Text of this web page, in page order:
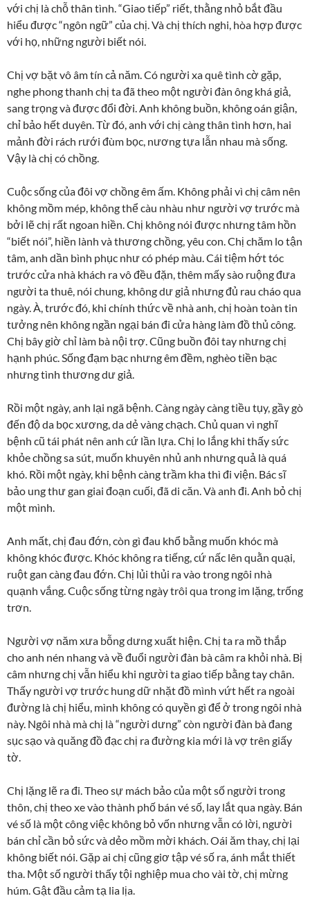
với chị là chỗ thân tình. “Giao tiếp” riết, thằng nhỏ bắt đầu
hiểu được “ngôn ngữ” của chị. Và chị thích nghi, hòa hợp được
với họ, những người biết nói.
Chị vợ bặt vô âm tín cả năm. Có người xa quê tình cờ gặp,
nghe phong thanh chị ta đã theo một người đàn ông khá giả,
sang trọng và được đổi đời. Anh không buồn, không oán giận,
chỉ bảo hết duyên. Từ đó, anh với chị càng thân tình hơn, hai
mảnh đời rách rưới đùm bọc, nương tựa lẫn nhau mà sống.
Vậy là chị có chồng.
Cuộc sống của đôi vợ chồng êm ấm. Không phải vì chị câm nên
không mồm mép, không thể càu nhàu như người vợ trước mà
bởi lẽ chị rất ngoan hiền. Chị không nói được nhưng tâm hồn
“biết nói”, hiền lành và thương chồng, yêu con. Chị chăm lo tận
tâm, anh dần bình phục như có phép màu. Cái tiệm hớt tóc
trước cửa nhà khách ra vô đều đặn, thêm mấy sào ruộng đưa
người ta thuê, nói chung, không dư giả nhưng đủ rau cháo qua
ngày. À, trước đó, khi chính thức về nhà anh, chị hoàn toàn tin
tưởng nên không ngần ngại bán đi cửa hàng làm đồ thủ công.
Chị bây giờ chỉ làm bà nội trợ. Cũng buồn đôi tay nhưng chị
hạnh phúc. Sống đạm bạc nhưng êm đềm, nghèo tiền bạc
nhưng tình thương dư giả.
Rồi một ngày, anh lại ngã bệnh. Càng ngày càng tiều tụy, gầy gò
đến độ da bọc xương, da dẻ vàng chạch. Chủ quan vì nghĩ
bệnh cũ tái phát nên anh cứ lần lựa. Chị lo lắng khi thấy sức
khỏe chồng sa sút, muốn khuyên nhủ anh nhưng quả là quá
khó. Rồi một ngày, khi bệnh càng trầm kha thì đi viện. Bác sĩ
bảo ung thư gan giai đoạn cuối, đã di căn. Và anh đi. Anh bỏ chị
một mình.
Anh mất, chị đau đớn, còn gì đau khổ bằng muốn khóc mà
không khóc được. Khóc không ra tiếng, cứ nấc lên quằn quại,
ruột gan càng đau đớn. Chị lủi thủi ra vào trong ngôi nhà
quạnh vắng. Cuộc sống từng ngày trôi qua trong im lặng, trống
trơn.
Người vợ năm xưa bỗng dưng xuất hiện. Chị ta ra mồ thắp
cho anh nén nhang và về đuổi người đàn bà câm ra khỏi nhà. Bị
câm nhưng chị vẫn hiểu khi người ta giao tiếp bằng tay chân.
Thấy người vợ trước hung dữ nhặt đồ mình vứt hết ra ngoài
đường là chị hiểu, mình không có quyền gì để ở trong ngôi nhà
này. Ngôi nhà mà chị là “người dưng” còn người đàn bà đang
sục sạo và quăng đồ đạc chị ra đường kia mới là vợ trên giấy
tờ.
Chị lặng lẽ ra đi. Theo sự mách bảo của một số người trong
thôn, chị theo xe vào thành phố bán vé số, lay lắt qua ngày. Bán
vé số là một công việc không bỏ vốn nhưng vẫn có lời, người
bán chỉ cần bỏ sức và dẻo mồm mời khách. Oái ăm thay, chị lại
không biết nói. Gặp ai chị cũng giơ tập vé số ra, ánh mắt thiết
tha. Một số người thấy tội nghiệp mua cho vài tờ, chị mừng
húm. Gật đầu cảm tạ lia lịa.